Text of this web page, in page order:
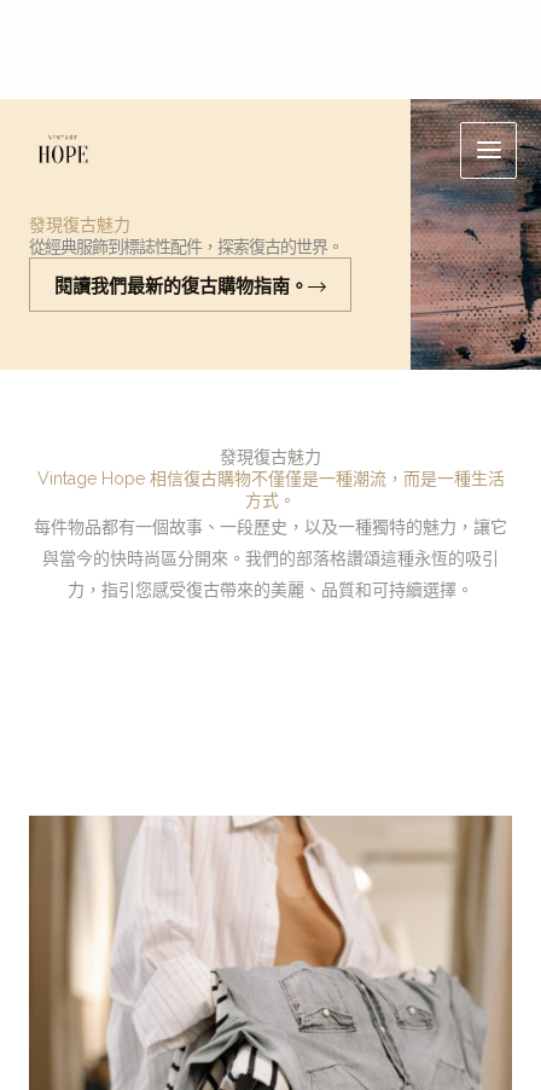
Main
Menu
發現復古魅力
從經典服飾到標誌性配件，探索復古的世界。
閱讀我們最新的復古購物指南。
發現復古魅力
Vintage Hope 相信復古購物不僅僅是一種潮流，而是一種生活
方式。
每件物品都有一個故事、一段歷史，以及一種獨特的魅力，讓它
與當今的快時尚區分開來。我們的部落格讚頌這種永恆的吸引
力，指引您感受復古帶來的美麗、品質和可持續選擇。